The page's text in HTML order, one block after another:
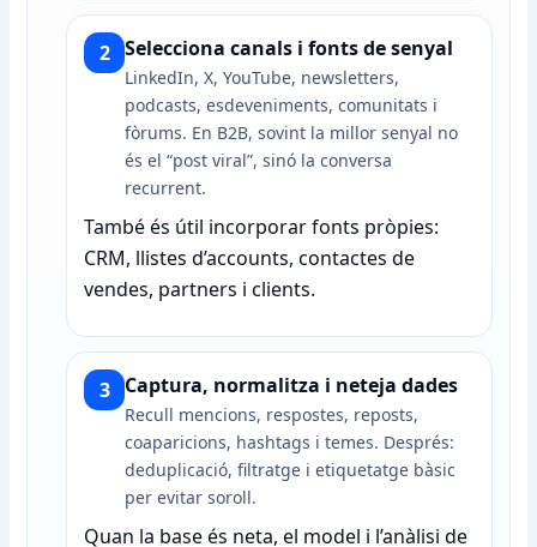
2 Selecciona canals i fonts de senyal
LinkedIn, X, YouTube, newsletters,
podcasts, esdeveniments, comunitats i
fòrums. En B2B, sovint la millor senyal no
és el “post viral”, sinó la conversa
recurrent.
També és útil incorporar fonts pròpies:
CRM, llistes d’accounts, contactes de
vendes, partners i clients.
3 Captura, normalitza i neteja dades
Recull mencions, respostes, reposts,
coaparicions, hashtags i temes. Després:
deduplicació, filtratge i etiquetatge bàsic
per evitar soroll.
Quan la base és neta, el model i l’anàlisi de